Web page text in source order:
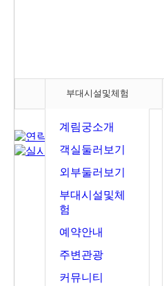
부대시설및체험
계림궁소개
객실둘러보기
외부둘러보기
부대시설및체
험
예약안내
주변관광
커뮤니티